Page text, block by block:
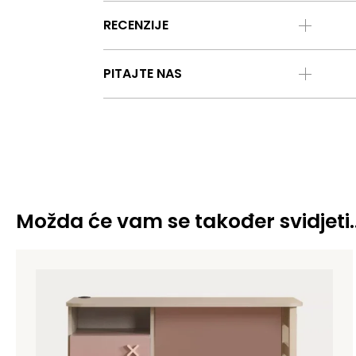
RECENZIJE
PITAJTE NAS
Možda će vam se također